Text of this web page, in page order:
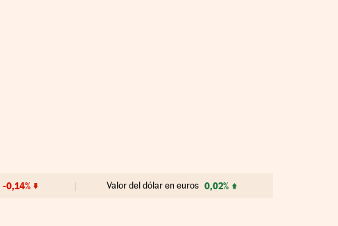
-0,14% Valor del dólar en euros 0,02%